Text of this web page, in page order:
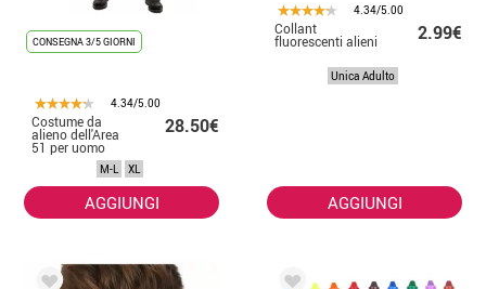
CONSEGNA 3/5 GIORNI
4.34/5.00
Costume da
alieno dell'Area
51 per uomo
28.50€
M-L XL
AGGIUNGI
4.34/5.00
Collant
fluorescenti alieni 2.99€
Unica Adulto
AGGIUNGI